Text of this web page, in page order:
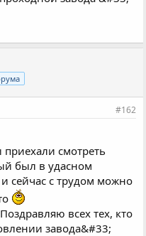
#162
смотреть
был в удасном
сейчас с трудом можно
всех тех, кто
завода&#33;